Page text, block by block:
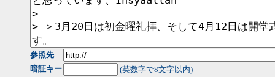
参照先
暗証キー
(英数字で8文字以内)